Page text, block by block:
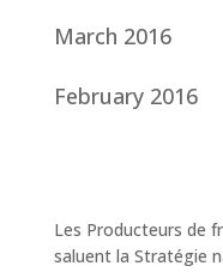
March 2016
February 2016
Les Producteurs de
saluent la Stratégie